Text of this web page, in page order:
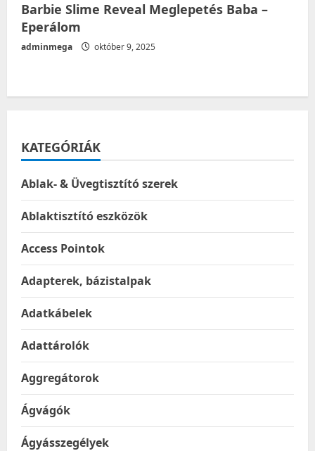
Barbie Slime Reveal Meglepetés Baba –
Eperálom
adminmega október 9, 2025
KATEGÓRIÁK
Ablak- & Üvegtisztító szerek
Ablaktisztító eszközök
Access Pointok
Adapterek, bázistalpak
Adatkábelek
Adattárolók
Aggregátorok
Ágvágók
Ágyásszegélyek